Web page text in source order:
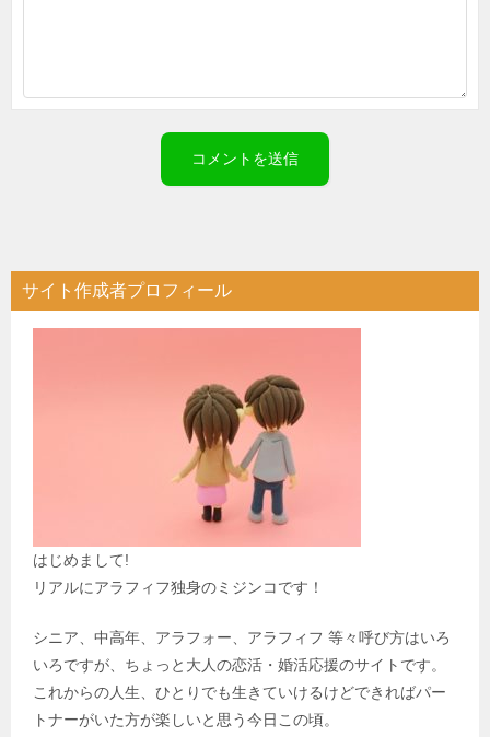
サイト作成者プロフィール
はじめまして!
リアルにアラフィフ独身のミジンコです！
シニア、中高年、アラフォー、アラフィフ 等々呼び方はいろ
いろですが、ちょっと大人の恋活・婚活応援のサイトです。
これからの人生、ひとりでも生きていけるけどできればパー
トナーがいた方が楽しいと思う今日この頃。